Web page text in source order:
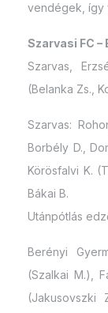
vendégek, így
Szarvasi FC
Szarvas,
(Belanka Zs.,
Szarvas:
Borbély D.,
Körösfalvi K.
Bákai B.
Utánpótlás
Berényi
(Szalkai M.),
(Jakusovszki